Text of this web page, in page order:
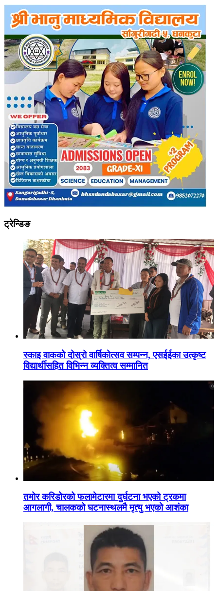
ट्रेन्डिङ
स्काइ वाकको दोस्रो वार्षिकोत्सव सम्पन्न, एसईईका उत्कृष्ट
विद्यार्थीसहित विभिन्न व्यक्तित्व सम्मानित
तमोर करिडोरको फलामेटारमा दुर्घटना भएको ट्रकमा
आगलागी, चालकको घटनास्थलमै मृत्यु भएको आशंका